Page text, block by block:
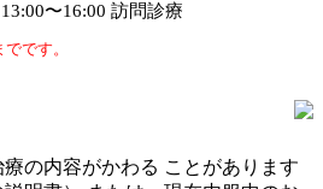
〜16:00 訪問診療
です。
の内容がかわる ことがあります